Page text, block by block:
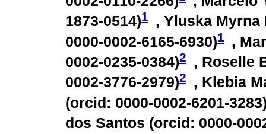
1873-0514)1 , Yluska Myrna
0000-0002-6165-6930)1
,
0002-0235-0384)2
, Roselle
0002-3776-2979)2
, Klebia
(orcid: 0000-0002-6201-3283
dos Santos (orcid: 0000-